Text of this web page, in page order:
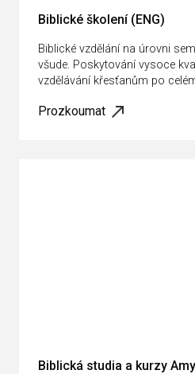
Biblické školení (ENG)
Biblické vzdělání na úrovni
všude. Poskytování vysoce
vzdělávání křesťanům po
Prozkoumat
Biblická studia a kurzy